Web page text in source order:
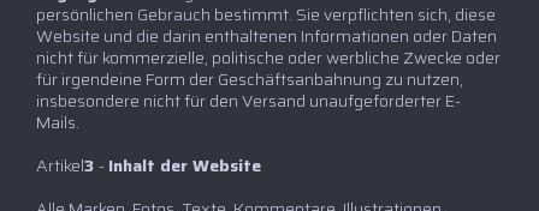
persönlichen Gebrauch bestimmt. Sie verpflichten sich, diese
Website und die darin enthaltenen Informationen oder Daten
nicht für kommerzielle, politische oder werbliche Zwecke oder
für irgendeine Form der Geschäftsanbahnung zu nutzen,
insbesondere nicht für den Versand unaufgeforderter E-
Mails.
Artikel3 - Inhalt der Website